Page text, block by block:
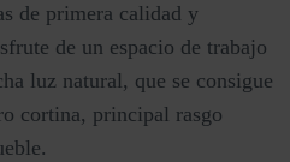
de primera calidad y
de un espacio de trabajo
luz natural, que se consigue
cortina, principal rasgo